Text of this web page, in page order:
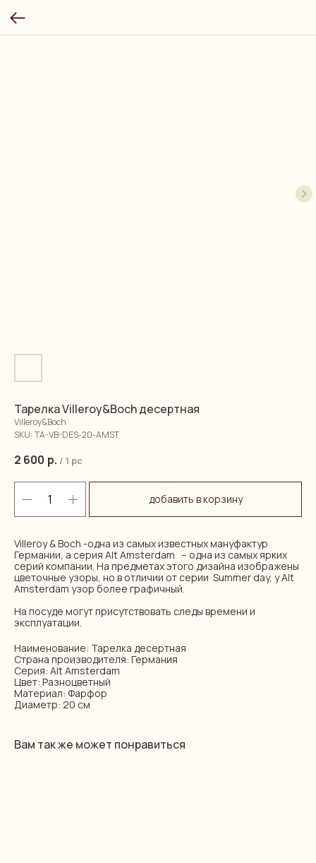
Тарелка Villeroy&Boch десертная
Villeroy&Boch
SKU:TA-VB-DES-20-AMST
2 600 р. / 1 pc
добавить в корзину
Villeroy & Boch -одна из самых известных мануфактур
Германии, а серия Alt Amsterdam – одна из самых ярких
серий компании. На предметах этого дизайна изображены
цветочные узоры, но в отличии от серии Summer day, у Alt
Amsterdam узор более графичный.
На посуде могут присутствовать следы времени и
эксплуатации.
Наименование: Тарелка десертная
Страна производителя: Германия
Серия: Alt Amsterdam
Цвет: Разноцветный
Материал: Фарфор
Диаметр: 20 см
Вам так же может понравиться